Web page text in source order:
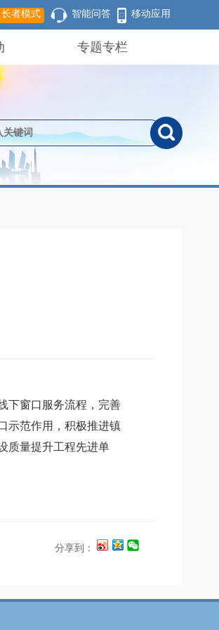
长者模式 智能问答 移动应用
专题专栏
下窗口服务流程，完善
示范作用，积极推进镇
质量提升工程先进单
分享到：